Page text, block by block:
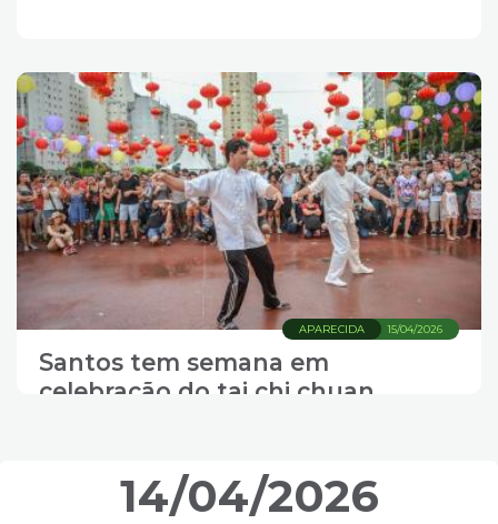
15/04/2026
APARECIDA
Santos tem semana em
celebração do tai chi chuan
14/04/2026